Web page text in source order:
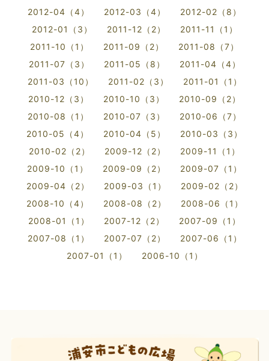
2012-04（4）
2012-03（4）
2012-02（8）
2012-01（3）
2011-12（2）
2011-11（1）
2011-10（1）
2011-09（2）
2011-08（7）
2011-07（3）
2011-05（8）
2011-04（4）
2011-03（10）
2011-02（3）
2011-01（1）
2010-12（3）
2010-10（3）
2010-09（2）
2010-08（1）
2010-07（3）
2010-06（7）
2010-05（4）
2010-04（5）
2010-03（3）
2010-02（2）
2009-12（2）
2009-11（1）
2009-10（1）
2009-09（2）
2009-07（1）
2009-04（2）
2009-03（1）
2009-02（2）
2008-10（4）
2008-08（2）
2008-06（1）
2008-01（1）
2007-12（2）
2007-09（1）
2007-08（1）
2007-07（2）
2007-06（1）
2007-01（1）
2006-10（1）